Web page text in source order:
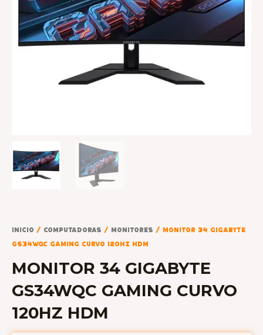
Inicio / COMPUTADORAS / MONITORES / MONITOR 34 GIGABYTE
GS34WQC GAMING CURVO 120HZ HDM
MONITOR 34 GIGABYTE
GS34WQC GAMING CURVO
120HZ HDM